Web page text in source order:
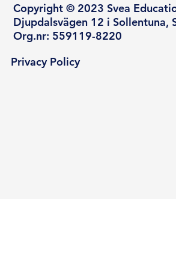
Copyright © 2023 Svea
Djupdalsvägen 12 i Sollentuna,
Org.nr: 559119-8220
Privacy Policy